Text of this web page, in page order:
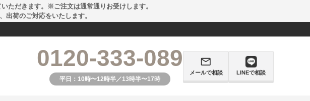
ただきます。※ご注文は通常通りお受けします。
出荷のご対応をいたします。
0120-333-089
平日：10時〜12時半／13時半〜17時
メールで相談 LINEで相談